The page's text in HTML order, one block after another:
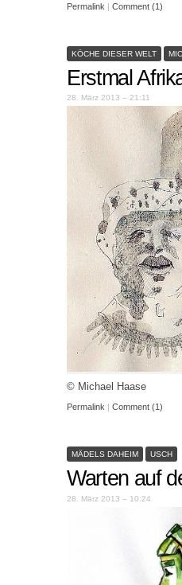
Permalink | Comment (1)
KÖCHE DIESER WELT
Erstmal
28. März 2013 – 21:11
© Michael Haase
Permalink | Comment (1)
MÄDELS DAHEIM USCH
Warten auf
28. März 2013 – 10:24